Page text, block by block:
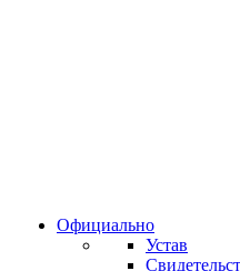
Официально
Устав